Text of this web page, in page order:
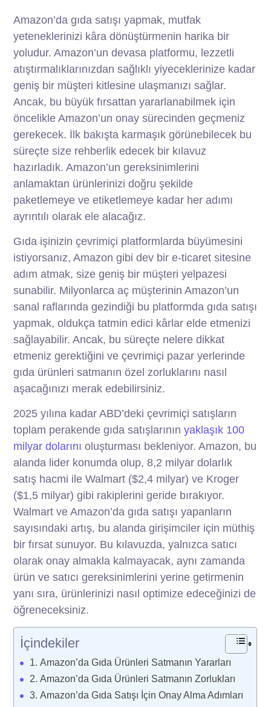
Amazon’da gıda satışı yapmak, mutfak
yeteneklerinizi kâra dönüştürmenin harika bir
yoludur. Amazon’un devasa platformu, lezzetli
atıştırmalıklarınızdan sağlıklı yiyeceklerinize kadar
geniş bir müşteri kitlesine ulaşmanızı sağlar.
Ancak, bu büyük fırsattan yararlanabilmek için
öncelikle Amazon’un onay sürecinden geçmeniz
gerekecek. İlk bakışta karmaşık görünebilecek bu
süreçte size rehberlik edecek bir kılavuz
hazırladık. Amazon’un gereksinimlerini
anlamaktan ürünlerinizi doğru şekilde
paketlemeye ve etiketlemeye kadar her adımı
ayrıntılı olarak ele alacağız.
Gıda işinizin çevrimiçi platformlarda büyümesini
istiyorsanız, Amazon gibi dev bir e-ticaret sitesine
adım atmak, size geniş bir müşteri yelpazesi
sunabilir. Milyonlarca aç müşterinin Amazon’un
sanal raflarında gezindiği bu platformda gıda satışı
yapmak, oldukça tatmin edici kârlar elde etmenizi
sağlayabilir. Ancak, bu süreçte nelere dikkat
etmeniz gerektiğini ve çevrimiçi pazar yerlerinde
gıda ürünleri satmanın özel zorluklarını nasıl
aşacağınızı merak edebilirsiniz.
2025 yılına kadar ABD’deki çevrimiçi satışların
toplam perakende gıda satışlarınınyaklaşık 100
milyar dolarını oluşturması bekleniyor. Amazon, bu
alanda lider konumda olup, 8,2 milyar dolarlık
satış hacmi ile Walmart ($2,4 milyar) ve Kroger
($1,5 milyar) gibi rakiplerini geride bırakıyor.
Walmart ve Amazon’da gıda satışı yapanların
sayısındaki artış, bu alanda girişimciler için müthiş
bir fırsat sunuyor. Bu kılavuzda, yalnızca satıcı
olarak onay almakla kalmayacak, aynı zamanda
ürün ve satıcı gereksinimlerini yerine getirmenin
yanı sıra, ürünlerinizi nasıl optimize edeceğinizi de
öğreneceksiniz.
İçindekiler
Amazon’da Gıda Ürünleri Satmanın Yararları
Amazon’da Gıda Ürünleri Satmanın Zorlukları
Amazon’da Gıda Satışı İçin Onay Alma Adımları